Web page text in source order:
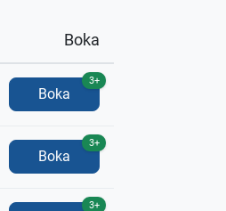
Boka
Boka
3+
Boka
3+
3+